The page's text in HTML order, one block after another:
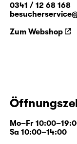
0341 / 12 68 168
Zum Webshop
Mo–Fr
Sa 10:00–14:00